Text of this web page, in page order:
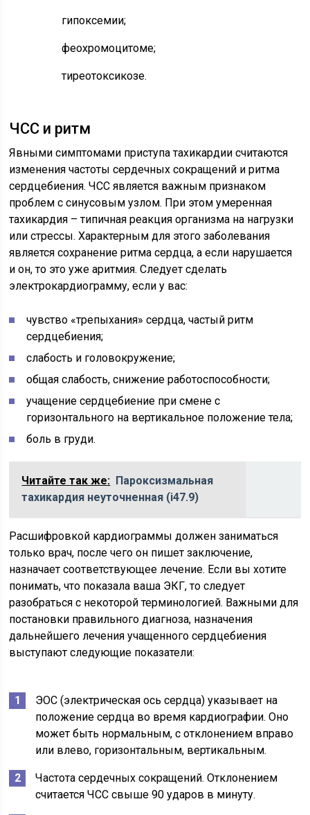
гипоксемии;
феохромоцитоме;
тиреотоксикозе.
ЧСС и ритм
Явными симптомами приступа тахикардии считаются
изменения частоты сердечных сокращений и ритма
сердцебиения. ЧСС является важным признаком
проблем с синусовым узлом. При этом умеренная
тахикардия – типичная реакция организма на нагрузки
или стрессы. Характерным для этого заболевания
является сохранение ритма сердца, а если нарушается
и он, то это уже аритмия. Следует сделать
электрокардиограмму, если у вас:
чувство «трепыхания» сердца, частый ритм
сердцебиения;
слабость и головокружение;
общая слабость, снижение работоспособности;
учащение сердцебиение при смене с
горизонтального на вертикальное положение тела;
боль в груди.
Читайте так же: Пароксизмальная
тахикардия неуточненная (i47.9)
Расшифровкой кардиограммы должен заниматься
только врач, после чего он пишет заключение,
назначает соответствующее лечение. Если вы хотите
понимать, что показала ваша ЭКГ, то следует
разобраться с некоторой терминологией. Важными для
постановки правильного диагноза, назначения
дальнейшего лечения учащенного сердцебиения
выступают следующие показатели:
ЭОС (электрическая ось сердца) указывает на
положение сердца во время кардиографии. Оно
может быть нормальным, с отклонением вправо
или влево, горизонтальным, вертикальным.
Частота сердечных сокращений. Отклонением
считается ЧСС свыше 90 ударов в минуту.